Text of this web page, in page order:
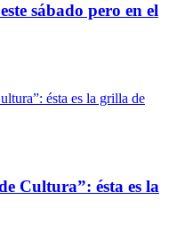
sábado pero en el
Cultura”: ésta es la